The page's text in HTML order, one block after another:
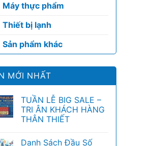
Máy thực phẩm
Thiết bị lạnh
Sản phẩm khác
MỚI NHẤT
TUẦN LỄ BIG SALE –
TRI ÂN KHÁCH HÀNG
THÂN THIẾT
Danh Sách Đầu Số